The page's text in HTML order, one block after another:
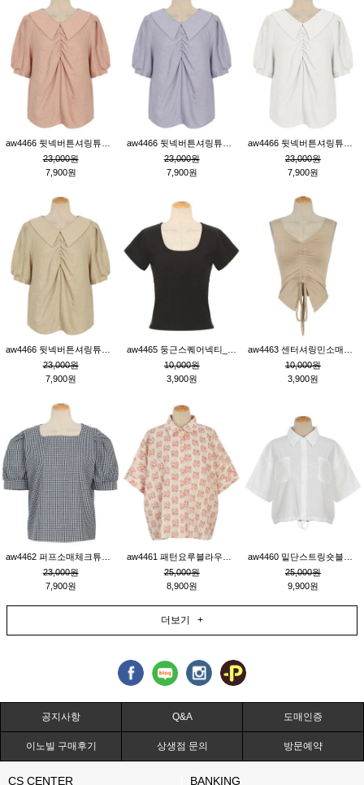
23,000원
7,900원
23,000원
7,900원
23,000원
7,900원
23,000원
7,900원
10,000원
3,900원
10,000원
3,900원
23,000원
7,900원
25,000원
8,900원
25,000원
9,900원
더보기 +
공지사항 Q&A 도매인증
이노빌 구매후기 상생점 문의 방문예약
CS CENTER BANKING